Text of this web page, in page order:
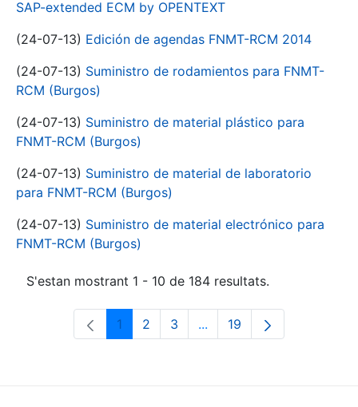
SAP-extended ECM by OPENTEXT
(24-07-13) Edición de agendas FNMT-RCM 2014
(24-07-13) Suministro de rodamientos para FNMT-
RCM (Burgos)
(24-07-13) Suministro de material plástico para
FNMT-RCM (Burgos)
(24-07-13) Suministro de material de laboratorio
para FNMT-RCM (Burgos)
(24-07-13) Suministro de material electrónico para
FNMT-RCM (Burgos)
S'estan mostrant 1 - 10 de 184 resultats.
Pàgina
1 Pàgina
2 Pàgina
3 ...Pàgines intermèdies
Pàgina
19